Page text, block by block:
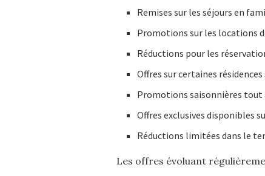
Remises sur les séjours en
Promotions sur les locations
Réductions pour les
Offres sur certaines
Promotions saisonnières tout
Offres exclusives disponibles
Réductions limitées dans le
Les offres évoluant